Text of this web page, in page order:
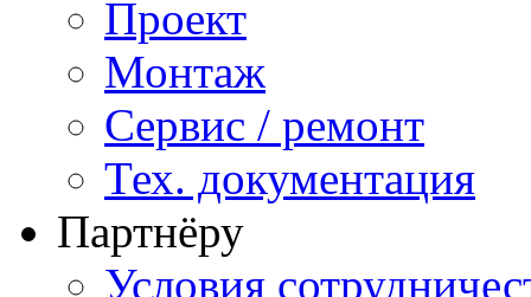
Проект
Монтаж
Сервис / ремонт
Тех. документация
Партнёру
Условия